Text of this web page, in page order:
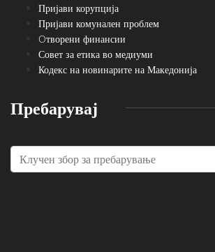
Пријави корупција
Пријави комунален проблем
Oтворени финансии
Совет за етика во медиуми
Кодекс на новинарите на Македонија
Пребарувај